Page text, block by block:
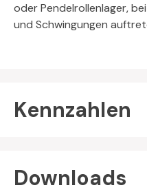
oder Pendelrollenlager,
und Schwingungen
Kennzahlen
Downloads